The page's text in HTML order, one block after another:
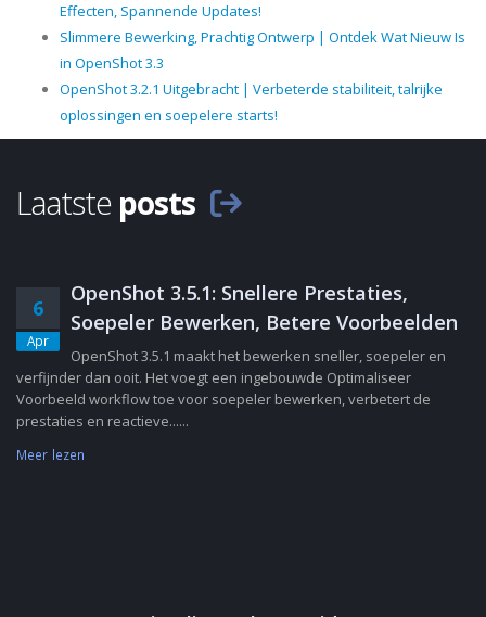
Effecten, Spannende Updates!
Slimmere Bewerking, Prachtig Ontwerp | Ontdek Wat Nieuw Is
in OpenShot 3.3
OpenShot 3.2.1 Uitgebracht | Verbeterde stabiliteit, talrijke
oplossingen en soepelere starts!
Laatste posts
6
Apr
OpenShot 3.5.1: Snellere Prestaties,
Soepeler Bewerken, Betere Voorbeelden
OpenShot 3.5.1 maakt het bewerken sneller, soepeler en
verfijnder dan ooit. Het voegt een ingebouwde Optimaliseer
Voorbeeld workflow toe voor soepeler bewerken, verbetert de
prestaties en reactieve......
Meer lezen